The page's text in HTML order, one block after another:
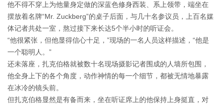
他不得不穿上为他量身定做的深蓝色修身西装、系上领带，端坐在
摆放着名牌“Mr. Zuckberg”的桌子后面，与几十名参议员，上百名媒
体记者共处一室，熬过接下来长达5个半小时的听证会。
“他很紧张，但他显得信心十足，”现场的一名人员这样描述，“他是
一个聪明人。”
还未落座，扎克伯格就被数十名现场摄影记者围成的人墙所包围，
他全身上下的各个角度，动作神情的每一个细节，都被无情地暴露
在冰冷的镜头前。
但扎克伯格显然是有备而来，坐在听证席上的他保持上身挺直，对